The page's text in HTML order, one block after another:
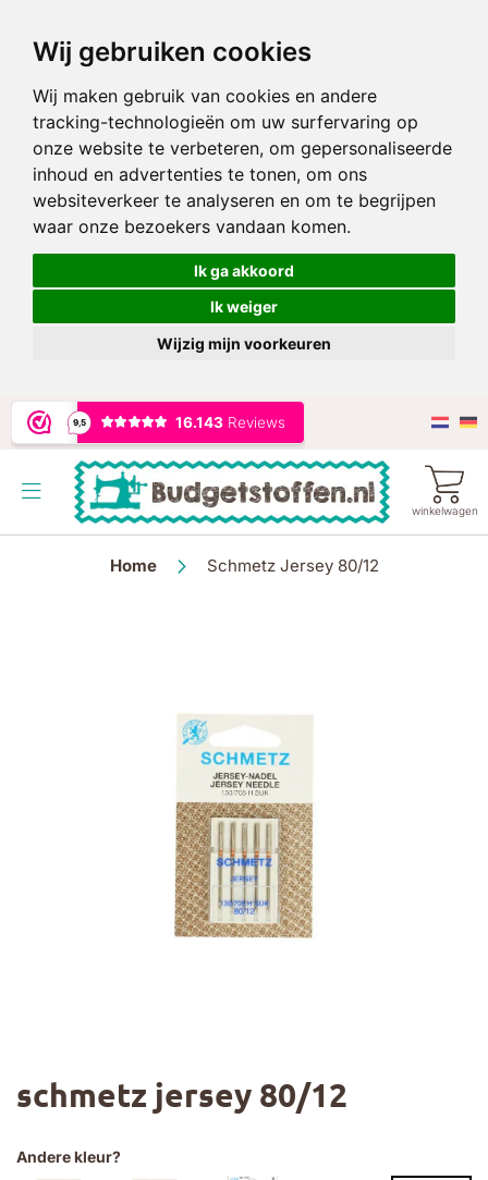
Wij gebruiken cookies
Wij maken gebruik van cookies en andere
tracking-technologieën om uw surfervaring op
onze website te verbeteren, om gepersonaliseerde
inhoud en advertenties te tonen, om ons
websiteverkeer te analyseren en om te begrijpen
waar onze bezoekers vandaan komen.
Ik ga akkoord
Ik weiger
Wijzig mijn voorkeuren
naar
de
winkelwagen
Home Schmetz Jersey 80/12
schmetz jersey 80/12
Andere kleur?
het
van